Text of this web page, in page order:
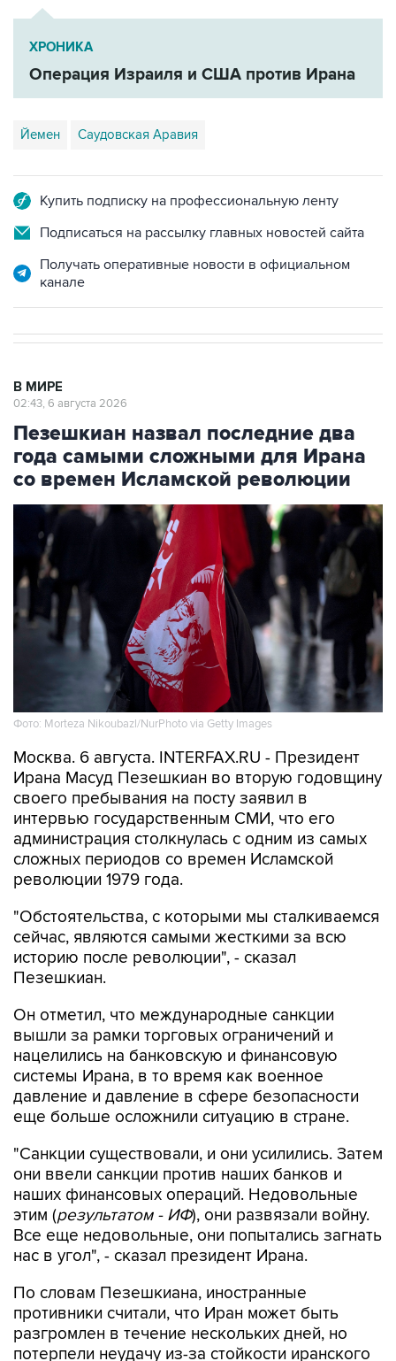
ХРОНИКА
Операция Израиля и США против Ирана
Йемен Саудовская Аравия
Купить подписку на профессиональную ленту
Подписаться на рассылку главных новостей сайта
Получать оперативные новости в официальном
канале
В МИРЕ
02:43, 6 августа 2026
Пезешкиан назвал последние два
года самыми сложными для Ирана
со времен Исламской революции
Фото: Morteza Nikoubazl/NurPhoto via Getty Images
Москва. 6 августа. INTERFAX.RU - Президент
Ирана Масуд Пезешкиан во вторую годовщину
своего пребывания на посту заявил в
интервью государственным СМИ, что его
администрация столкнулась с одним из самых
сложных периодов со времен Исламской
революции 1979 года.
"Обстоятельства, с которыми мы сталкиваемся
сейчас, являются самыми жесткими за всю
историю после революции", - сказал
Пезешкиан.
Он отметил, что международные санкции
вышли за рамки торговых ограничений и
нацелились на банковскую и финансовую
системы Ирана, в то время как военное
давление и давление в сфере безопасности
еще больше осложнили ситуацию в стране.
"Санкции существовали, и они усилились. Затем
они ввели санкции против наших банков и
наших финансовых операций. Недовольные
этим (результатом - ИФ), они развязали войну.
Все еще недовольные, они попытались загнать
нас в угол", - сказал президент Ирана.
По словам Пезешкиана, иностранные
противники считали, что Иран может быть
разгромлен в течение нескольких дней, но
потерпели неудачу из-за стойкости иранского